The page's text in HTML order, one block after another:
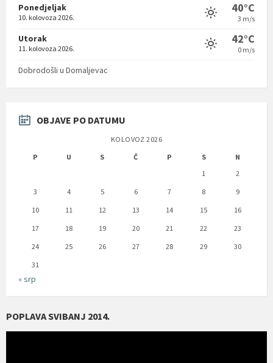
Ponedjeljak
10. kolovoza 2026.
40°C
3 m/s
Utorak
11. kolovoza 2026.
42°C
0 m/s
Dobrodošli u Domaljevac
OBJAVE PO DATUMU
KOLOVOZ 2026
P
U S Č P S
N
1
2
3
4 5 6 7 8
9
10
11 12 13 14 15
16
17
18 19 20 21 22
23
24
25 26 27 28 29
30
31
« srp
POPLAVA SVIBANJ 2014.